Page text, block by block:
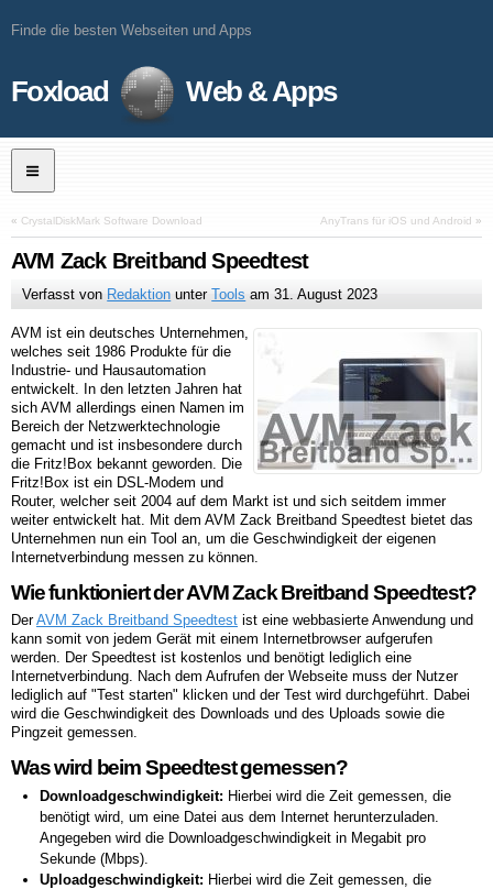
Finde die besten Webseiten und Apps
Foxload Web & Apps
« CrystalDiskMark Software Download AnyTrans für iOS und Android »
AVM Zack Breitband Speedtest
Verfasst von Redaktion unterTools am31. August 2023
AVM ist ein deutsches Unternehmen,
welches seit 1986 Produkte für die
Industrie- und Hausautomation
entwickelt. In den letzten Jahren hat
sich AVM allerdings einen Namen im
Bereich der Netzwerktechnologie
gemacht und ist insbesondere durch
die Fritz!Box bekannt geworden. Die
Fritz!Box ist ein DSL-Modem und
Router, welcher seit 2004 auf dem Markt ist und sich seitdem immer
weiter entwickelt hat. Mit dem AVM Zack Breitband Speedtest bietet das
Unternehmen nun ein Tool an, um die Geschwindigkeit der eigenen
Internetverbindung messen zu können.
Wie funktioniert der AVM Zack Breitband Speedtest?
DerAVM Zack Breitband Speedtest ist eine webbasierte Anwendung und
kann somit von jedem Gerät mit einem Internetbrowser aufgerufen
werden. Der Speedtest ist kostenlos und benötigt lediglich eine
Internetverbindung. Nach dem Aufrufen der Webseite muss der Nutzer
lediglich auf "Test starten" klicken und der Test wird durchgeführt. Dabei
wird die Geschwindigkeit des Downloads und des Uploads sowie die
Pingzeit gemessen.
Was wird beim Speedtest gemessen?
Downloadgeschwindigkeit: Hierbei wird die Zeit gemessen, die
benötigt wird, um eine Datei aus dem Internet herunterzuladen.
Angegeben wird die Downloadgeschwindigkeit in Megabit pro
Sekunde (Mbps).
Uploadgeschwindigkeit: Hierbei wird die Zeit gemessen, die